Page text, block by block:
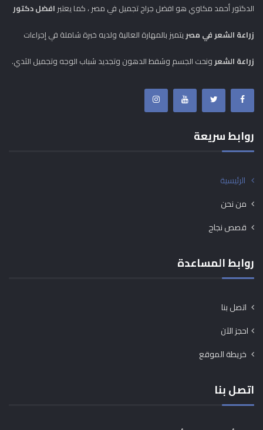
الدكتور أحمد مكاوي هو افضل جراح تجميل في مصر ، كما يعتبر افضل دكتور
زراعة الشعر في مصر يتميز بالمهارة العالية ولديه خبرة شاملة في إجراءات
زراعة الشعر ونحت الجسم وشفط الدهون وتجديد شباب الوجه وتجميل الثدي.
روابط سريعة
الرئيسية
من نحن
قصص نجاح
روابط المساعدة
اتصل بنا
احجز الآن
خريطة الموقع
اتصل بنا